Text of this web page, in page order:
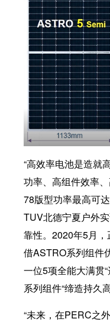
“高效率电池是造就
功率、高组件效率
78版型功率最高可
TUV北德宁夏户外
靠性。2020年5月，
借ASTRO系列组件
一位5项全能大满贯
系列组件“缔造持久
“未来，在PERC之